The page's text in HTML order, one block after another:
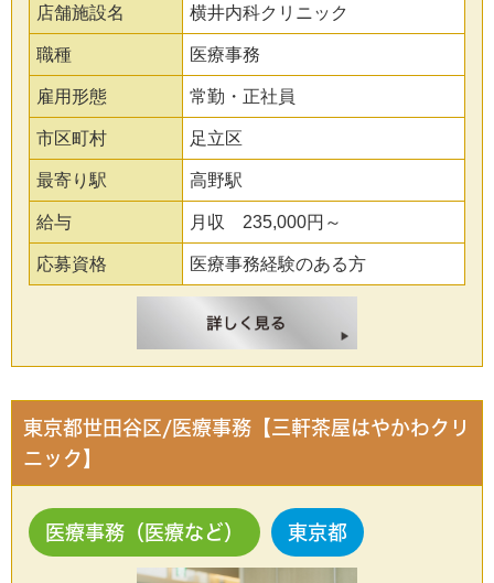
店舗施設名 横井内科クリニック
職種 医療事務
雇用形態 常勤・正社員
市区町村 足立区
最寄り駅 高野駅
給与 月収 235,000円～
応募資格 医療事務経験のある方
東京都世田谷区/医療事務【三軒茶屋はやかわクリ
ニック】
医療事務（医療など） 東京都